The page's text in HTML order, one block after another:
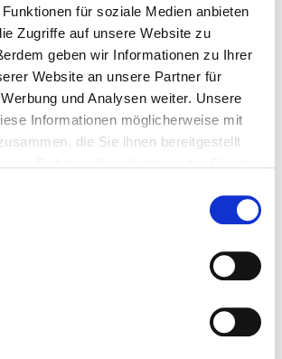
für soziale Medien anbieten
Zugriffe auf unsere Website zu
geben wir Informationen zu Ihrer
Website an unsere Partner für
und Analysen weiter. Unsere
Informationen möglicherweise mit
die Sie ihnen bereitgestellt
besteht aus 5 Modulen. 2
und 3 Fachmodulen.
:
Orientierung 120
Grundlagen 100